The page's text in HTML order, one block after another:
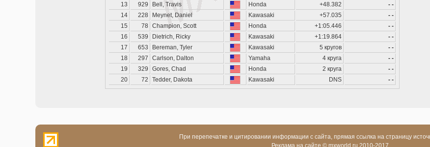
13
929 Bell, Travis Honda +48.382
- -
14
228 Meynet, Daniel Kawasaki +57.035
- -
15
78 Champion, Scott Honda +1:05.446
- -
16
539 Dietrich, Ricky Kawasaki +1:19.864
- -
17
653 Bereman, Tyler Kawasaki 5 кругов
- -
18
297 Carlson, Dalton Yamaha 4 круга
- -
19
329 Gores, Chad Honda 2 круга
- -
20
72 Tedder, Dakota Kawasaki DNS - -
При перепечатке и цитировании информации с сайта, прямая ссылка на страницу
Реклама на сайте © mxworld.ru 2010-2017